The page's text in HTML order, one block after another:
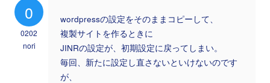
0
0202
nori
wordpressの設定をそのままコピーして、
複製サイトを作るときに
JINRの設定が、初期設定に戻ってしまい。
毎回、新たに設定し直さないといけないのです
が、